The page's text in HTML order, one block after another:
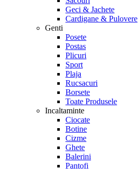
Geci & Jachete
Cardigane & Pulovere
Genti
Posete
Postas
Plicuri
Sport
Plaja
Rucsacuri
Borsete
Toate Produsele
Incaltaminte
Ciocate
Botine
Cizme
Ghete
Balerini
Pantofi